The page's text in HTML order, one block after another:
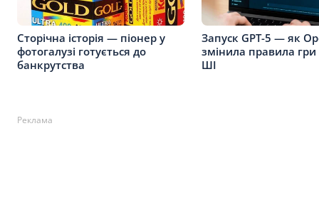
Сторічна історія — піонер у
фотогалузі готується до
банкрутства
Запуск GPT-5 — як
змінила правила
ШІ
Реклама